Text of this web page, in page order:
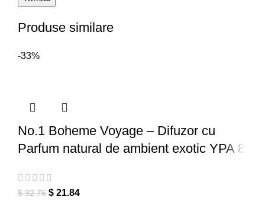
Produse similare
-33%
No.1 Boheme Voyage – Difuzor cu
Parfum natural de ambient exotic YPA 8
$32.76 $ 21.84